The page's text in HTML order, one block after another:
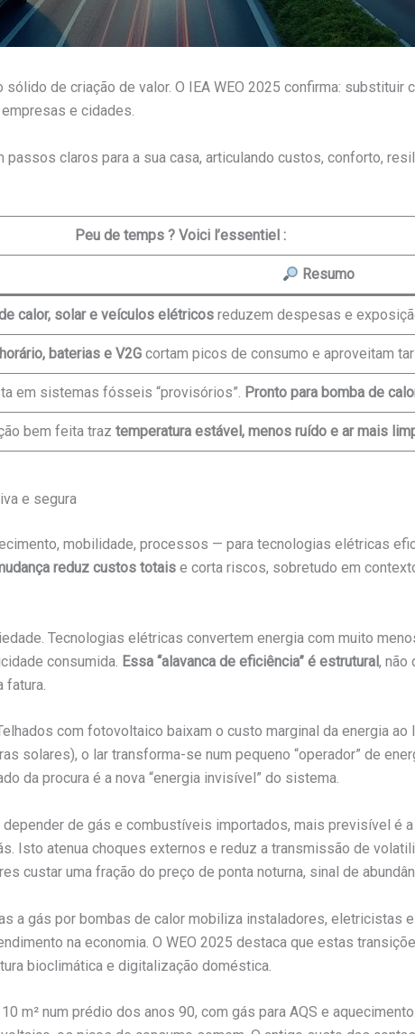
de criação de valor. O IEA WEO 2025 confirma:
e cidades.
claros para a sua casa, articulando custos, conforto,
Peu de temps ? Voici l’essentiel :
Resumo
calor, solar e veículos elétricos reduzem despesas e
baterias e V2G cortam picos de consumo e aproveitam
em sistemas fósseis “provisórios”. Pronto para bomba de
bem feita traztemperatura estável, menos ruído e ar mais
e segura
mobilidade, processos — para tecnologias elétricas
reduz custos totais e corta riscos, sobretudo em
Tecnologias elétricas convertem energia com muito
consumida. Essa “alavanca de eficiência” é estrutural, não
com fotovoltaico baixam o custo marginal da energia
solares), o lar transforma-se num pequeno “operador” de
da procura é a nova “energia invisível” do sistema.
de gás e combustíveis importados, mais previsível é a
Isto atenua choques externos e reduz a transmissão de
custar uma fração do preço de ponta noturna, sinal de
a gás por bombas de calor mobiliza instaladores, eletricistas
na economia. O WEO 2025 destaca que estas
bioclimática e digitalização doméstica.
m² num prédio dos anos 90, com gás para AQS e